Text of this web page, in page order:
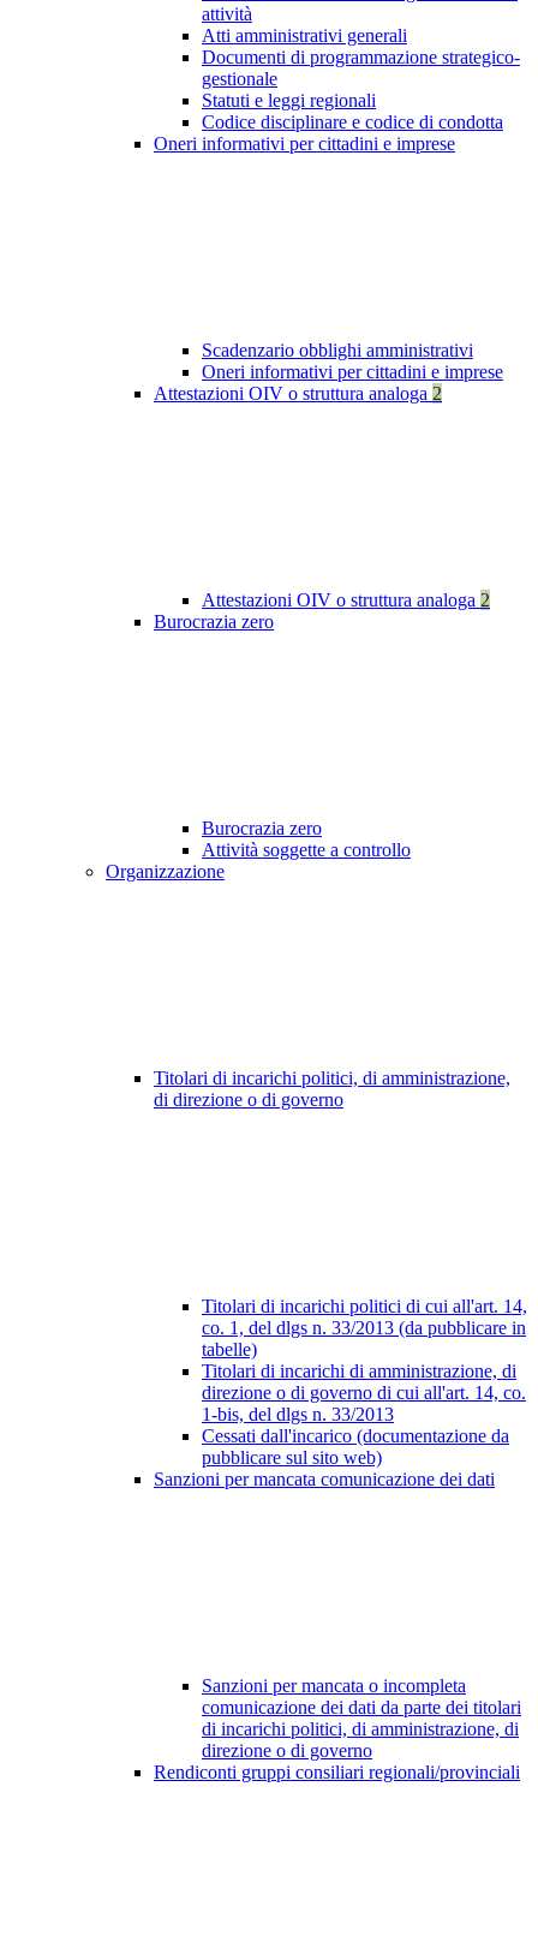
attività
Atti amministrativi generali
Documenti di programmazione strategico-
gestionale
Statuti e leggi regionali
Codice disciplinare e codice di condotta
Oneri informativi per cittadini e imprese
Scadenzario obblighi amministrativi
Oneri informativi per cittadini e imprese
Attestazioni OIV o struttura analoga 2
Attestazioni OIV o struttura analoga 2
Burocrazia zero
Burocrazia zero
Attività soggette a controllo
Organizzazione
Titolari di incarichi politici, di amministrazione,
di direzione o di governo
Titolari di incarichi politici di cui all'art. 14,
co. 1, del dlgs n. 33/2013 (da pubblicare in
tabelle)
Titolari di incarichi di amministrazione, di
direzione o di governo di cui all'art. 14, co.
1-bis, del dlgs n. 33/2013
Cessati dall'incarico (documentazione da
pubblicare sul sito web)
Sanzioni per mancata comunicazione dei dati
Sanzioni per mancata o incompleta
comunicazione dei dati da parte dei titolari
di incarichi politici, di amministrazione, di
direzione o di governo
Rendiconti gruppi consiliari regionali/provinciali